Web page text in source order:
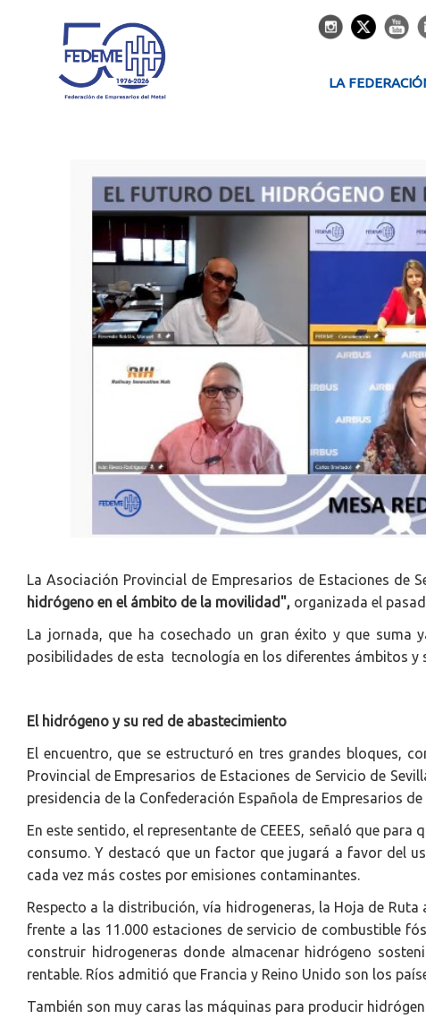
LA
La Asociación Provincial de Empresarios de Estaciones de
hidrógeno en el ámbito de la movilidad", organizada el
La jornada, que ha cosechado un gran éxito y que suma
posibilidades de esta tecnología en los diferentes ámbitos y
El hidrógeno y su red de abastecimiento
El encuentro, que se estructuró en tres grandes bloques,
Provincial de Empresarios de Estaciones de Servicio de
presidencia de la Confederación Española de Empresarios
En este sentido, el representante de CEEES, señaló que
consumo. Y destacó que un factor que jugará a favor del
cada vez más costes por emisiones contaminantes.
Respecto a la distribución, vía hidrogeneras, la Hoja de
frente a las 11.000 estaciones de servicio de combustible
construir hidrogeneras donde almacenar hidrógeno
rentable. Ríos admitió que Francia y Reino Unido son los
También son muy caras las máquinas para producir